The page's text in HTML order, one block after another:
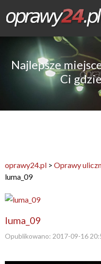
Najlepsze
Ci
oprawy24.pl > Oprawy
luma_09
luma_09
Opublikowano: 2017-09-16